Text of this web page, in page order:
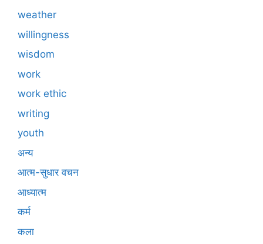
weather
willingness
wisdom
work
work ethic
writing
youth
अन्य
आत्म-सुधार वचन
आध्यात्म
कर्म
कला